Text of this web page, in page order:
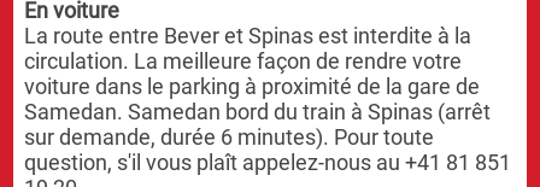
En voiture
La route entre Bever et Spinas est interdite à la
circulation. La meilleure façon de rendre votre
voiture dans le parking à proximité de la gare de
Samedan. Samedan bord du train à Spinas (arrêt
sur demande, durée 6 minutes). Pour toute
question, s'il vous plaît appelez-nous au +41 81 851